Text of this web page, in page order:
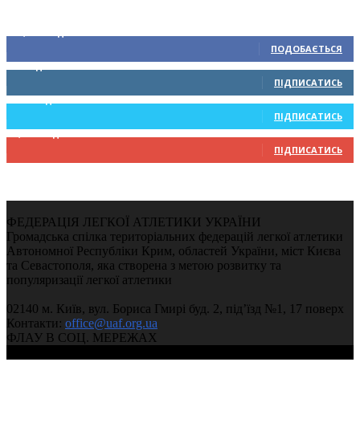
ПОДОБАЄТЬСЯ
ПІДПИСАТИСЬ
ПІДПИСАТИСЬ
ПІДПИСАТИСЬ
ФЕДЕРАЦІЯ ЛЕГКОЇ АТЛЕТИКИ УКРАЇНИ
Громадська спілка територіальних федерацій легкої атлетики
Автономної Республіки Крим, областей України, міст Києва
та Севастополя, яка створена з метою розвитку та
популяризації легкої атлетики
02140 м. Київ, вул. Бориса Гмирі буд. 2, під’їзд №1, 17 поверх
Контакти: office@uaf.org.ua
ФЛАУ В СОЦ. МЕРЕЖАХ